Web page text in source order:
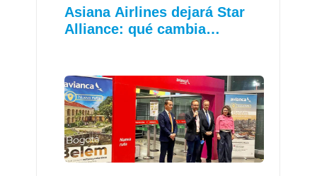
Asiana Airlines dejará Star
Alliance: qué cambia…